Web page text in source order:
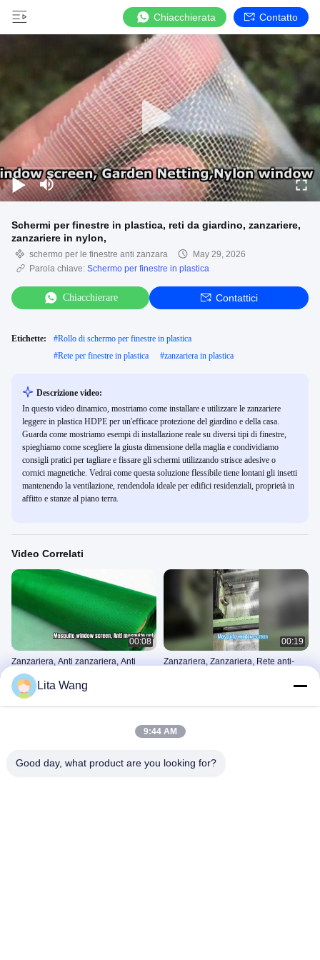
Chiacchierata Contatto
Schermi per finestre in plastica, reti da giardino, zanzariere,
zanzariere in nylon,
schermo per le finestre anti zanzara
May 29, 2026
Parola chiave: Schermo per finestre in plastica
Chiacchierare Contattici
Etichette: #Rollo di schermo per finestre in plastica
#Rete per finestre in plastica #zanzariera in plastica
Descrizione video:
In questo video dinamico, mostriamo come installare e utilizzare le zanzariere
leggere in plastica HDPE per un'efficace protezione del giardino e della casa.
Guarda come mostriamo esempi di installazione reale su diversi tipi di finestre,
spieghiamo come scegliere la giusta dimensione della maglia e condividiamo
consigli pratici per tagliare e fissare gli schermi utilizzando strisce adesive o
cornici magnetiche. Vedrai come questa soluzione flessibile tiene lontani gli insetti
mantenendo la ventilazione, rendendola ideale per edifici residenziali, proprietà in
affitto e stanze al piano terra.
Video Correlati
00:08
Zanzariera, Anti zanzariera, Anti
mosca, Zanzariera in plastica da 20
meshSchermo Per Le Finestre Anti
Zanzara
00:19
Zanzariera, Zanzariera, Rete anti-
Lita Wang
9:44 AM
Good day, what product are you looking for?